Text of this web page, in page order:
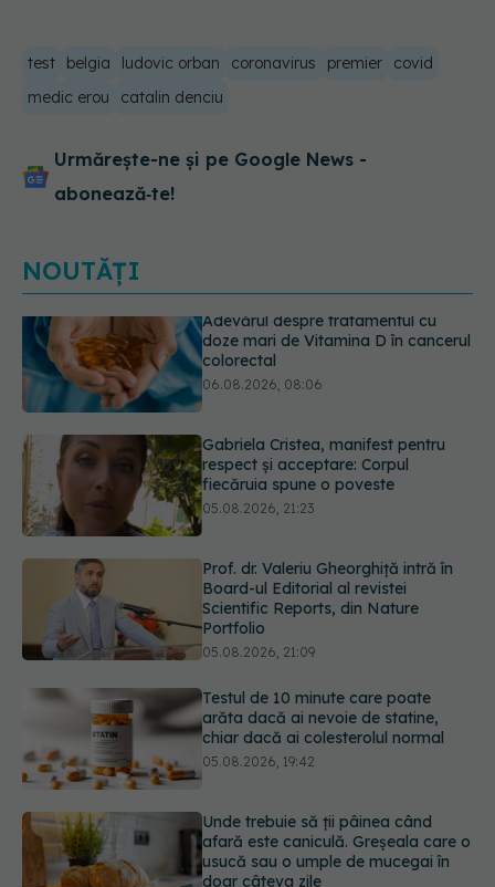
test belgia ludovic orban coronavirus premier
covid
medic erou
catalin denciu
Urmărește-ne și pe Google News -
abonează‑te!
NOUTĂȚI
Gabriela Cristea, manifest pentru
respect și acceptare: Corpul
fiecăruia spune o poveste
Prof. dr. Valeriu Gheorghiță intră în
Board-ul Editorial al revistei
Scientific Reports, din Nature
Testul de 10 minute care poate
arăta dacă ai nevoie de statine,
Unde trebuie să ții pâinea când
afară este caniculă. Greșeala care o
usucă sau o umple de mucegai în
Adevărul despre tratamentul cu
doze mari de Vitamina D în cancerul